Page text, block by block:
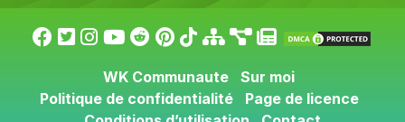
WK Communaute
Sur moi
Politique de confidentialité
Page de licence